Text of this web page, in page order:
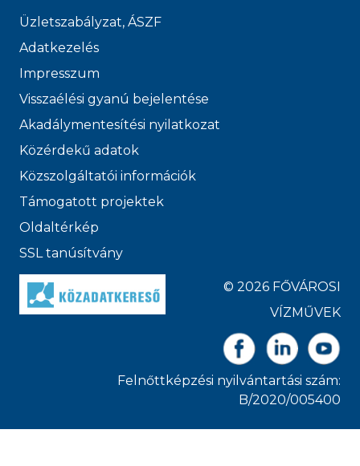
Üzletszabályzat, ÁSZF
Adatkezelés
Impresszum
Visszaélési gyanú bejelentése
Akadálymentesítési nyilatkozat
Közérdekű adatok
Közszolgáltatói információk
Támogatott projektek
Oldaltérkép
SSL tanúsítvány
© 2026 FŐVÁROSI
VÍZMŰVEK
Felnőttképzési nyilvántartási szám:
B/2020/005400